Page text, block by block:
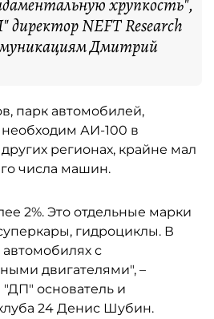
хрупкость",
директор NEFT Research
Дмитрий
парк автомобилей,
АИ-100 в
регионах, крайне мал
числа машин.
2%. Это отдельные марки
гидроциклы. В
с
двигателями", –
основатель и
24 Денис Шубин.